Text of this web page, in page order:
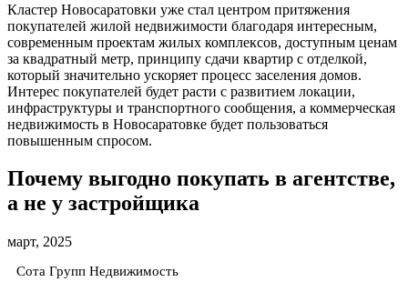
Кластер Новосаратовки уже стал центром притяжения
покупателей жилой недвижимости благодаря интересным,
современным проектам жилых комплексов, доступным ценам
за квадратный метр, принципу сдачи квартир с отделкой,
который значительно ускоряет процесс заселения домов.
Интерес покупателей будет расти с развитием локации,
инфраструктуры и транспортного сообщения, а коммерческая
недвижимость в Новосаратовке будет пользоваться
повышенным спросом.
Почему выгодно покупать в агентстве,
а не у застройщика
март, 2025
Сота Групп Недвижимость